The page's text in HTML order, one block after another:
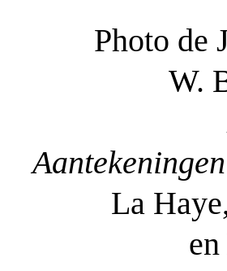
Photo de
W.
La